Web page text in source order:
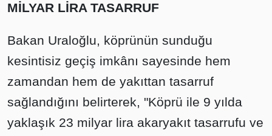
MİLYAR LİRA TASARRUF
Bakan Uraloğlu, köprünün sunduğu
kesintisiz geçiş imkânı sayesinde hem
zamandan hem de yakıttan tasarruf
sağlandığını belirterek, "Köprü ile 9 yılda
yaklaşık 23 milyar lira akaryakıt tasarrufu ve